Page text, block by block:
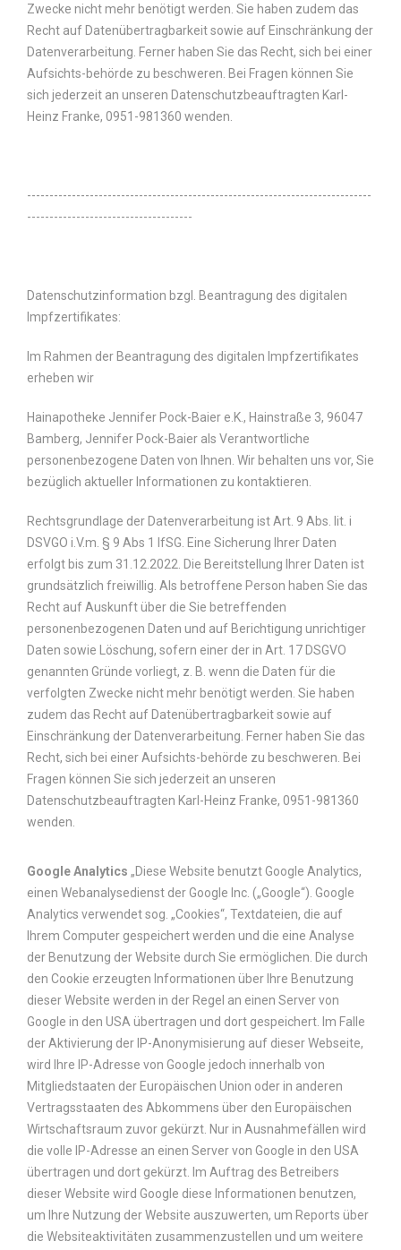
Zwecke nicht mehr benötigt werden. Sie haben zudem das
Recht auf Datenübertragbarkeit sowie auf Einschränkung der
Datenverarbeitung. Ferner haben Sie das Recht, sich bei einer
Aufsichts-behörde zu beschweren. Bei Fragen können Sie
sich jederzeit an unseren Datenschutzbeauftragten Karl-
Heinz Franke, 0951-981360 wenden.
-----------------------------------------------------------------------------
-------------------------------------
Datenschutzinformation bzgl. Beantragung des digitalen
Impfzertifikates:
Im Rahmen der Beantragung des digitalen Impfzertifikates
erheben wir
Hainapotheke Jennifer Pock-Baier e.K., Hainstraße 3, 96047
Bamberg, Jennifer Pock-Baier als Verantwortliche
personenbezogene Daten von Ihnen. Wir behalten uns vor, Sie
bezüglich aktueller Informationen zu kontaktieren.
Rechtsgrundlage der Datenverarbeitung ist Art. 9 Abs. lit. i
DSVGO i.V.m. § 9 Abs 1 IfSG. Eine Sicherung Ihrer Daten
erfolgt bis zum 31.12.2022. Die Bereitstellung Ihrer Daten ist
grundsätzlich freiwillig. Als betroffene Person haben Sie das
Recht auf Auskunft über die Sie betreffenden
personenbezogenen Daten und auf Berichtigung unrichtiger
Daten sowie Löschung, sofern einer der in Art. 17 DSGVO
genannten Gründe vorliegt, z. B. wenn die Daten für die
verfolgten Zwecke nicht mehr benötigt werden. Sie haben
zudem das Recht auf Datenübertragbarkeit sowie auf
Einschränkung der Datenverarbeitung. Ferner haben Sie das
Recht, sich bei einer Aufsichts-behörde zu beschweren. Bei
Fragen können Sie sich jederzeit an unseren
Datenschutzbeauftragten Karl-Heinz Franke, 0951-981360
wenden.
Google Analytics „Diese Website benutzt Google Analytics,
einen Webanalysedienst der Google Inc. („Google“). Google
Analytics verwendet sog. „Cookies“, Textdateien, die auf
Ihrem Computer gespeichert werden und die eine Analyse
der Benutzung der Website durch Sie ermöglichen. Die durch
den Cookie erzeugten Informationen über Ihre Benutzung
dieser Website werden in der Regel an einen Server von
Google in den USA übertragen und dort gespeichert. Im Falle
der Aktivierung der IP-Anonymisierung auf dieser Webseite,
wird Ihre IP-Adresse von Google jedoch innerhalb von
Mitgliedstaaten der Europäischen Union oder in anderen
Vertragsstaaten des Abkommens über den Europäischen
Wirtschaftsraum zuvor gekürzt. Nur in Ausnahmefällen wird
die volle IP-Adresse an einen Server von Google in den USA
übertragen und dort gekürzt. Im Auftrag des Betreibers
dieser Website wird Google diese Informationen benutzen,
um Ihre Nutzung der Website auszuwerten, um Reports über
die Websiteaktivitäten zusammenzustellen und um weitere